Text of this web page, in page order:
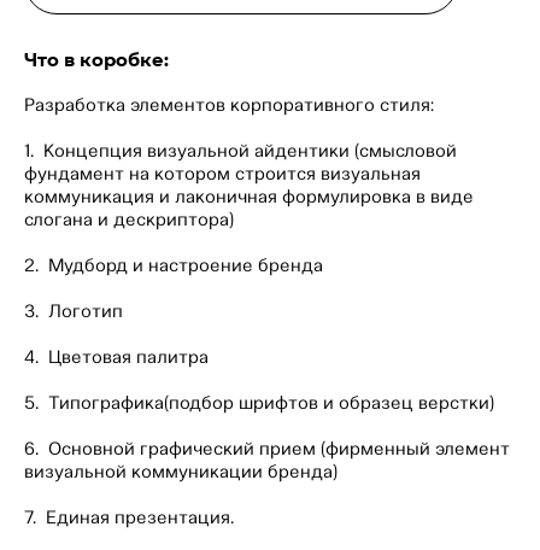
Что в коробке:
Разработка элементов корпоративного стиля:
1. Концепция визуальной айдентики (смысловой
фундамент на котором строится визуальная
коммуникация и лаконичная формулировка в виде
слогана и дескриптора)
2. Мудборд и настроение бренда
3. Логотип
4. Цветовая палитра
5. Типографика(подбор шрифтов и образец верстки)
6. Основной графический прием (фирменный элемент
визуальной коммуникации бренда)
7. Единая презентация.